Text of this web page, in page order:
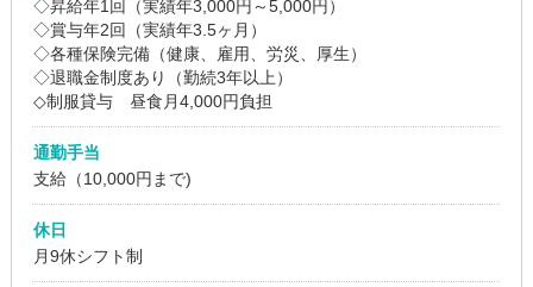
◇昇給年1回（実績年3,000円～5,000円）
◇賞与年2回（実績年3.5ヶ月）
◇各種保険完備（健康、雇用、労災、厚生）
◇退職金制度あり（勤続3年以上）
◇制服貸与 昼食月4,000円負担
通勤手当
支給（10,000円まで)
休日
月9休シフト制